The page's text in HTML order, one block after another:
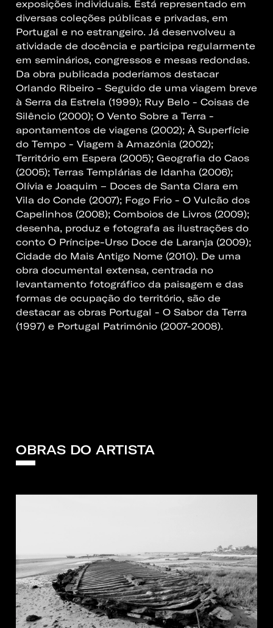
exposições individuais. Está representado em
diversas coleções públicas e privadas, em
Portugal e no estrangeiro. Já desenvolveu a
atividade de docência e participa regularmente
em seminários, congressos e mesas redondas.
Da obra publicada poderíamos destacar
Orlando Ribeiro - Seguido de uma viagem breve
à Serra da Estrela (1999); Ruy Belo - Coisas de
Silêncio (2000); O Vento Sobre a Terra -
apontamentos de viagens (2002); À Superfície
do Tempo - Viagem à Amazónia (2002);
Território em Espera (2005); Geografia do Caos
(2005); Terras Templárias de Idanha (2006);
Olívia e Joaquim – Doces de Santa Clara em
Vila do Conde (2007); Fogo Frio - O Vulcão dos
Capelinhos (2008); Comboios de Livros (2009);
desenha, produz e fotografa as ilustrações do
conto O Príncipe-Urso Doce de Laranja (2009);
Cidade do Mais Antigo Nome (2010). De uma
obra documental extensa, centrada no
levantamento fotográfico da paisagem e das
formas de ocupação do território, são de
destacar as obras Portugal - O Sabor da Terra
(1997) e Portugal Património (2007-2008).
OBRAS DO ARTISTA